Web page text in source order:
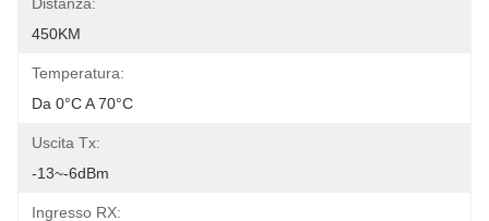
450KM
Temperatura:
Da 0°C A 70°C
Uscita Tx:
-13~-6dBm
Ingresso RX: